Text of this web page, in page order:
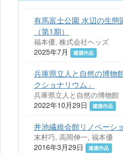
有馬富士公園 水辺の生態
（第1期）
福本優, 株式会社ヘッズ
2025年7月
建築作品
兵庫県立人と自然の博物
クショナリウム」
兵庫県立人と自然の博物館
2022年10月29日
建築作品
丼池繊維会館リノベーシ
末村巧, 高岡伸一, 福本優
2016年3月29日
建築作品